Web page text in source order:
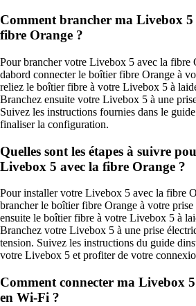
Comment brancher ma Livebox
fibre Orange ?
Pour brancher votre Livebox 5 avec la fibre
dabord connecter le boîtier fibre Orange à
reliez le boîtier fibre à votre Livebox 5 à
Branchez ensuite votre Livebox 5 à une
Suivez les instructions fournies dans le
finaliser la configuration.
Quelles sont les étapes à suivre
Livebox 5 avec la fibre Orange ?
Pour installer votre Livebox 5 avec la fibre
brancher le boîtier fibre Orange à votre
ensuite le boîtier fibre à votre Livebox 5 à
Branchez votre Livebox 5 à une prise
tension. Suivez les instructions du guide
votre Livebox 5 et profiter de votre
Comment connecter ma Livebox
en Wi-Fi ?